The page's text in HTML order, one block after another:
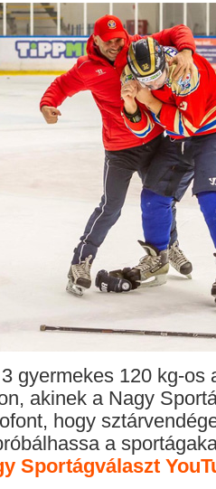
gyermekes 120 kg-os
akinek a Nagy
hogy
a
Sportágválaszt